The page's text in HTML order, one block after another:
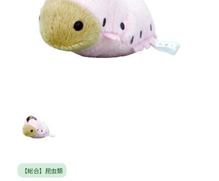
【総合】昆虫類